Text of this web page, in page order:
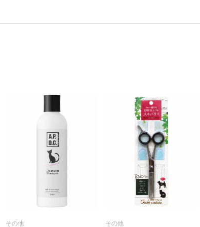
その他
その他